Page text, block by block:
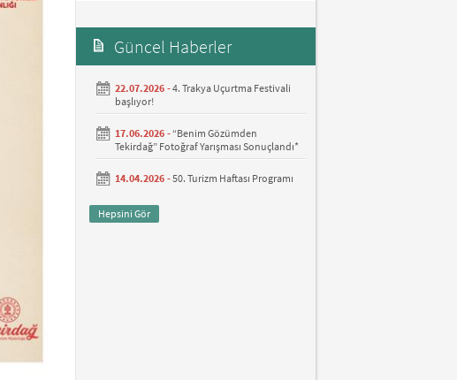
Güncel Haberler
22.07.2026 -4. Trakya Uçurtma Festivali
başlıyor!
17.06.2026 -“Benim Gözümden
Tekirdağ” Fotoğraf Yarışması Sonuçlandı*
14.04.2026 -50. Turizm Haftası Programı
Hepsini Gör